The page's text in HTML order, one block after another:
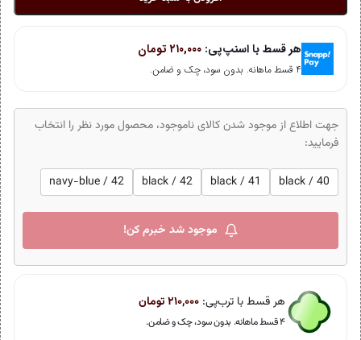
هر قسط با اسنپ‌پی: ۲۱۰,۰۰۰ تومان
۴ قسط ماهانه. بدون سود، چک و ضامن.
جهت اطلاع از موجود شدن کالای ناموجود، محصول مورد نظر را انتخاب
فرمایید:
black / 40
black / 41
black / 42
navy-blue / 42
موجود شد خبرم کن!
هر قسط با ترب‌پی: ۲۱۰,۰۰۰تومان
۴ قسط ماهانه. بدون سود، چک و ضامن.